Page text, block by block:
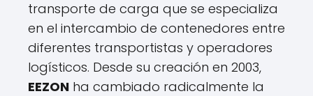
transporte de carga que se especializa
en el intercambio de contenedores entre
diferentes transportistas y operadores
logísticos. Desde su creación en 2003,
EEZON ha cambiado radicalmente la